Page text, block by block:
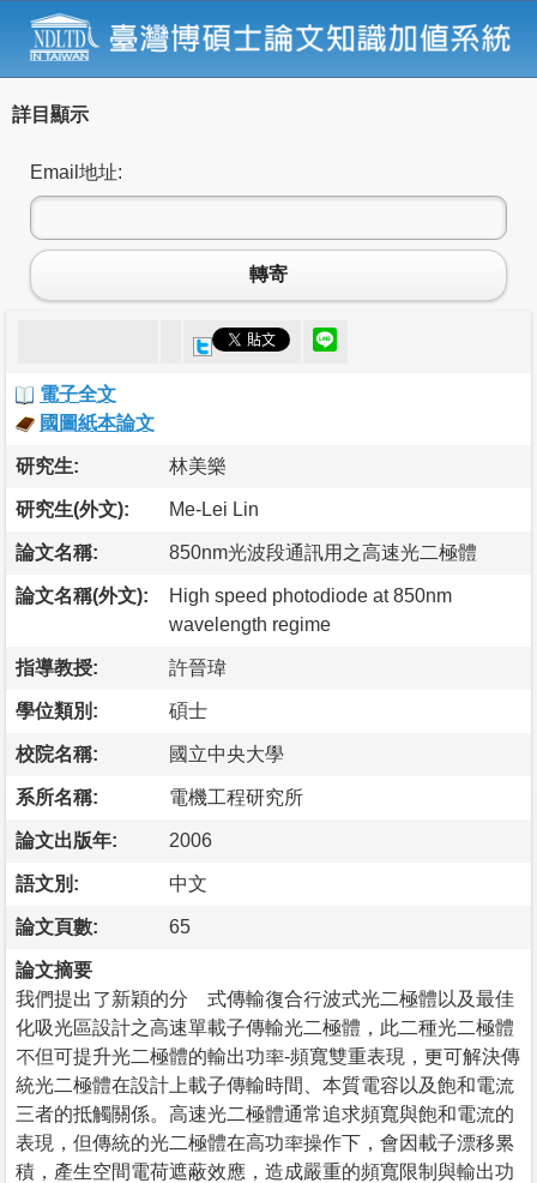
詳目顯示
Email地址:
轉寄
電子全文
國圖紙本論文
研究生: 林美樂
研究生(外文): Me-Lei Lin
論文名稱: 850nm光波段通訊用之高速光二極體
論文名稱(外文):
High speed photodiode at 850nm
wavelength regime
指導教授: 許晉瑋
學位類別: 碩士
校院名稱: 國立中央大學
系所名稱: 電機工程研究所
論文出版年: 2006
語文別: 中文
論文頁數: 65
論文摘要
我們提出了新穎的分離式傳輸復合行波式光二極體以及最佳
化吸光區設計之高速單載子傳輸光二極體，此二種光二極體
不但可提升光二極體的輸出功率-頻寬雙重表現，更可解決傳
統光二極體在設計上載子傳輸時間、本質電容以及飽和電流
三者的抵觸關係。高速光二極體通常追求頻寬與飽和電流的
表現，但傳統的光二極體在高功率操作下，會因載子漂移累
積，產生空間電荷遮蔽效應，造成嚴重的頻寬限制與輸出功